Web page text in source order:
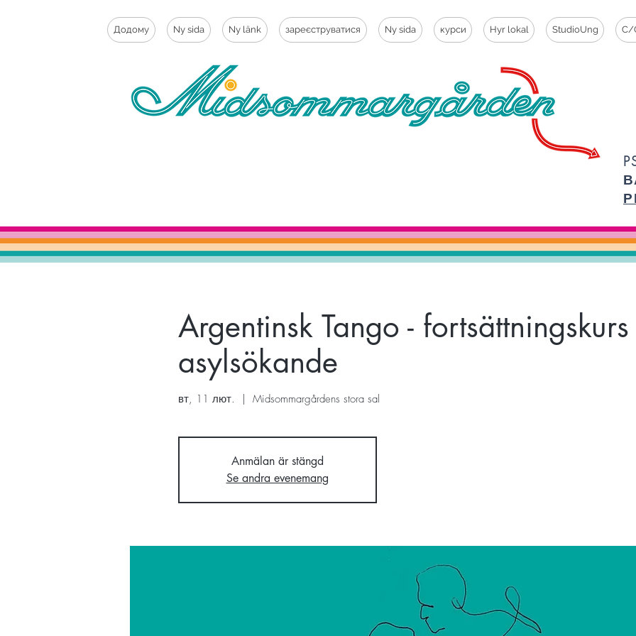
Додому Ny sida Ny länk зареєструватися Ny sida курси Hyr lokal StudioUng C/
Argentinsk Tango -
asylsökande
вт, 11 лют.
  |
Midsommargårdens stora sal
Anmälan är stängd
Se andra evenemang